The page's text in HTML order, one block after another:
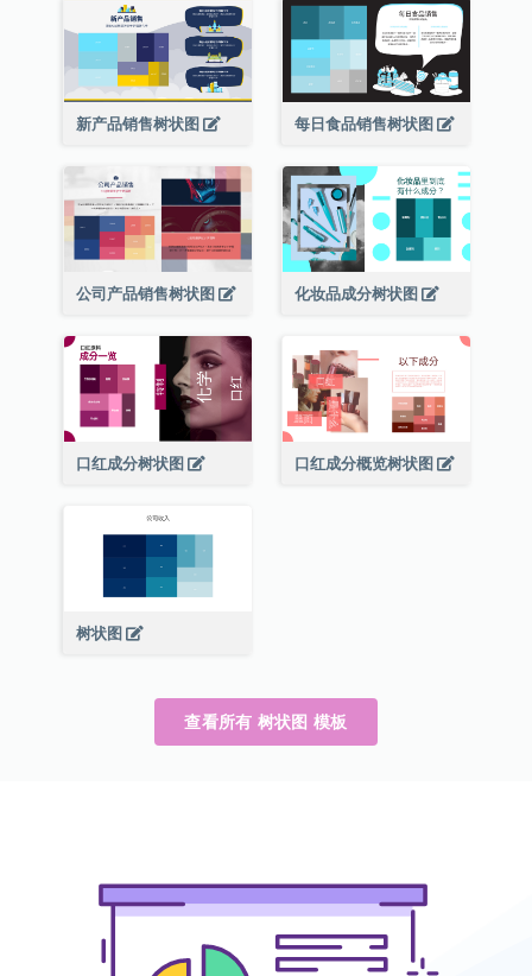
新产品销售树状图 每日食品销售树状图
公司产品销售树状图 化妆品成分树状图
口红成分树状图 口红成分概览树状图
树状图
查看所有 树状图 模板